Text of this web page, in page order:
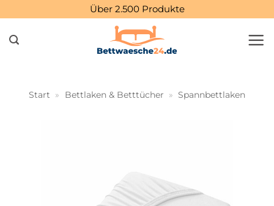
springen
Über 2.500 Produkte
Start » Bettlaken & Betttücher » Spannbettlaken